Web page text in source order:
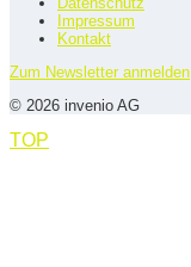
Impressum
Kontakt
Zum Newsletter anmelden
© 2026 invenio AG
TOP